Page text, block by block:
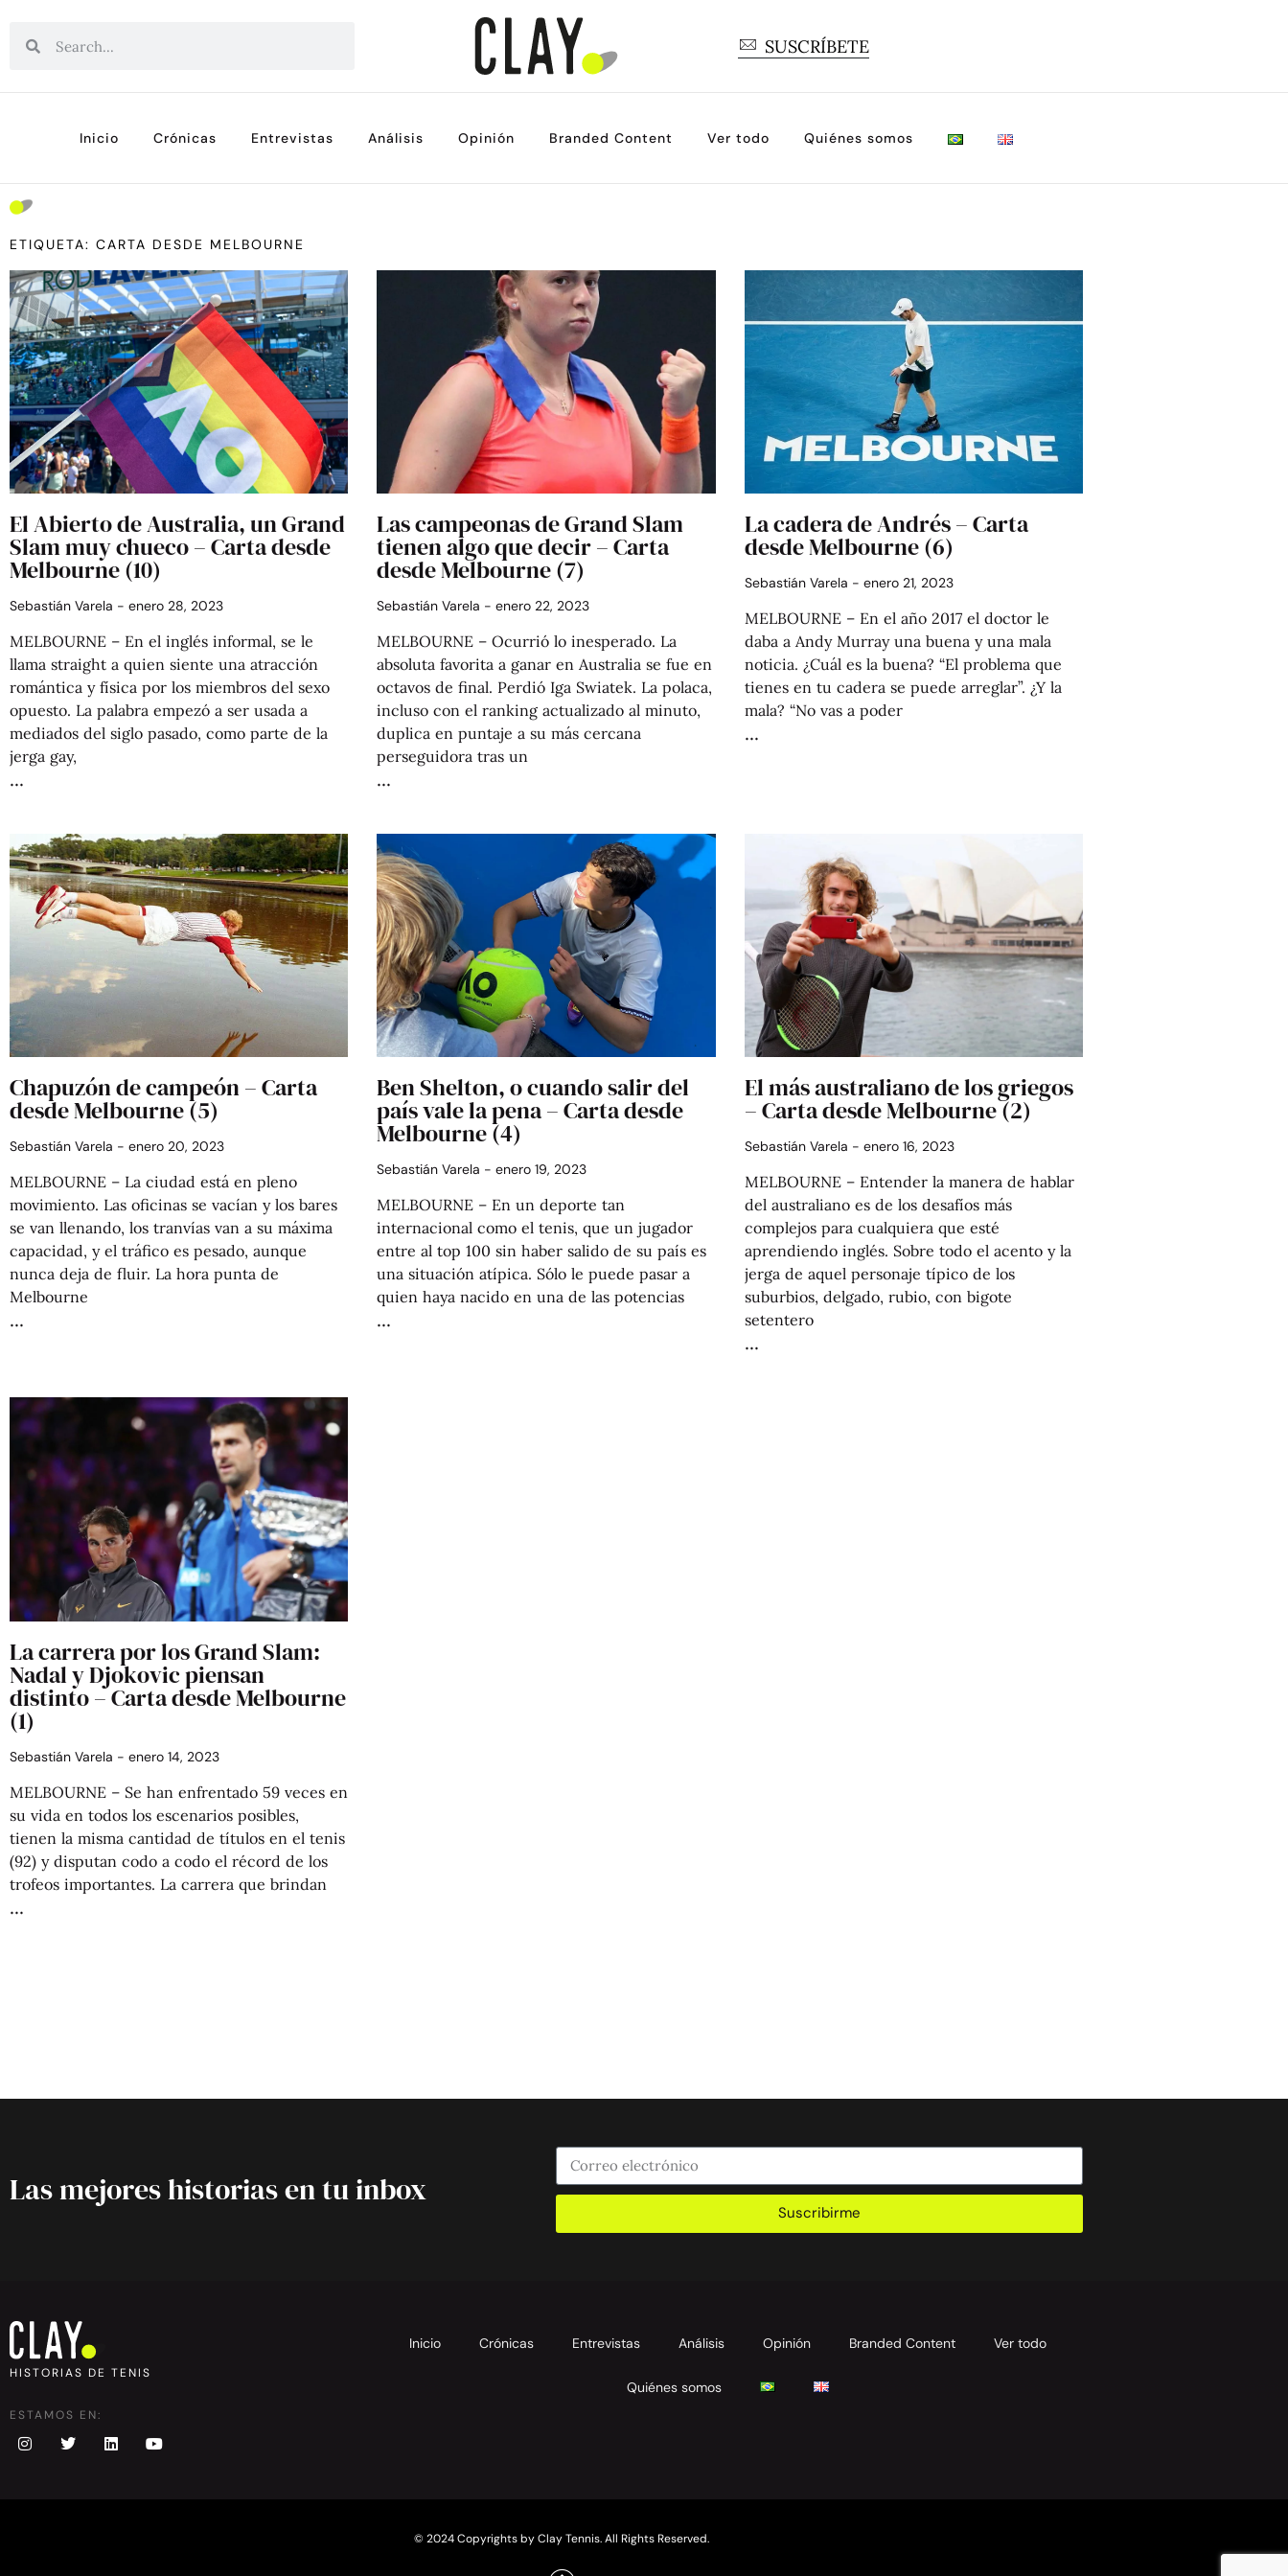
SUSCRÍBETE
Inicio Crónicas Entrevistas Análisis Opinión Branded Content Ver todo Quiénes somos
ETIQUETA: CARTA DESDE MELBOURNE
El Abierto de Australia, un Grand
Slam muy chueco – Carta desde
Melbourne (10)
Sebastián Varela enero 28, 2023
MELBOURNE – En el inglés informal, se le
llama straight a quien siente una atracción
romántica y física por los miembros del sexo
opuesto. La palabra empezó a ser usada a
mediados del siglo pasado, como parte de la
jerga gay,
Las campeonas de Grand Slam
tienen algo que decir – Carta
desde Melbourne (7)
Sebastián Varela enero 22, 2023
MELBOURNE – Ocurrió lo inesperado. La
absoluta favorita a ganar en Australia se fue en
octavos de final. Perdió Iga Swiatek. La polaca,
incluso con el ranking actualizado al minuto,
duplica en puntaje a su más cercana
perseguidora tras un
La cadera de Andrés – Carta
desde Melbourne (6)
Sebastián Varela enero 21, 2023
MELBOURNE – En el año 2017 el doctor le
daba a Andy Murray una buena y una mala
noticia. ¿Cuál es la buena? “El problema que
tienes en tu cadera se puede arreglar”. ¿Y la
mala? “No vas a poder
Chapuzón de campeón – Carta
desde Melbourne (5)
Sebastián Varela enero 20, 2023
MELBOURNE – La ciudad está en pleno
movimiento. Las oficinas se vacían y los bares
se van llenando, los tranvías van a su máxima
capacidad, y el tráfico es pesado, aunque
nunca deja de fluir. La hora punta de
Melbourne
Ben Shelton, o cuando salir del
país vale la pena – Carta desde
Melbourne (4)
Sebastián Varela enero 19, 2023
MELBOURNE – En un deporte tan
internacional como el tenis, que un jugador
entre al top 100 sin haber salido de su país es
una situación atípica. Sólo le puede pasar a
quien haya nacido en una de las potencias
El más australiano de los griegos
– Carta desde Melbourne (2)
Sebastián Varela enero 16, 2023
MELBOURNE – Entender la manera de hablar
del australiano es de los desafíos más
complejos para cualquiera que esté
aprendiendo inglés. Sobre todo el acento y la
jerga de aquel personaje típico de los
suburbios, delgado, rubio, con bigote
setentero
La carrera por los Grand Slam:
Nadal y Djokovic piensan
distinto – Carta desde Melbourne
(1)
Sebastián Varela enero 14, 2023
MELBOURNE – Se han enfrentado 59 veces en
su vida en todos los escenarios posibles,
tienen la misma cantidad de títulos en el tenis
(92) y disputan codo a codo el récord de los
trofeos importantes. La carrera que brindan
Las mejores historias en tu inbox
Suscribirme
HISTORIAS DE TENIS
ESTAMOS EN:
Inicio Crónicas Entrevistas Análisis Opinión Branded Content Ver todo
Quiénes somos
© 2024 Copyrights by Clay Tennis. All Rights Reserved.